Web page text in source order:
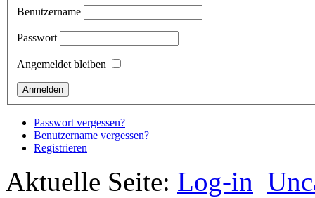
Benutzername
Passwort
Angemeldet bleiben
Passwort vergessen?
Benutzername vergessen?
Registrieren
Aktuelle Seite: Log-in